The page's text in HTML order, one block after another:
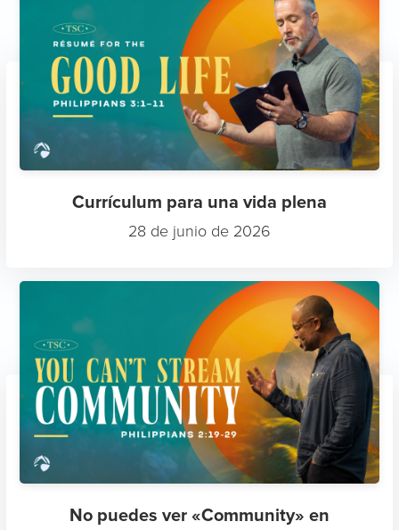
Currículum para una vida plena
28 de junio de 2026
No puedes ver «Community» en